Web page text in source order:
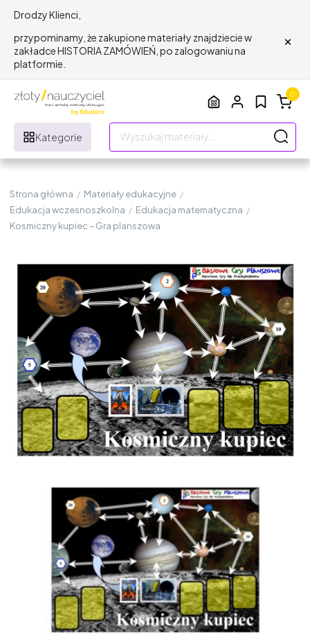
Drodzy Klienci,
przypominamy, że zakupione materiały znajdziecie w
zakładce HISTORIA ZAMÓWIEŃ, po zalogowaniu na
platformie.
×
Kategorie
0
Strona główna / Materiały edukacyjne /
Edukacja wczesnoszkolna / Edukacja matematyczna /
Kosmiczny kupiec – Gra planszowa